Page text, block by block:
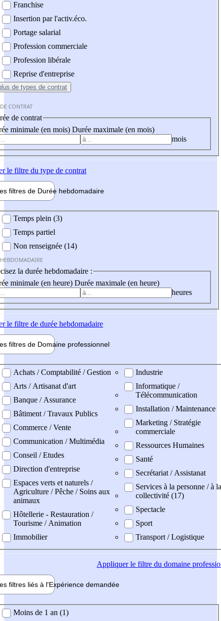
Franchise
Insertion par l'activ.éco.
Portage salarial
Profession commerciale
Profession libérale
Reprise d'entreprise
de types de contrat
CONTRAT
de contrat
minimale (en mois) Durée maximale (en mois)
mois
le filtre du type de contrat
filtres de Durée hebdomadaire
Temps plein (3)
Temps partiel
Non renseignée (14)
la durée hebdomadaire :
minimale (en heure) Durée maximale (en heure)
heures
le filtre de durée hebdomadaire
filtres de Domaine professionnel
professionel
Achats / Comptabilité / Gestion
Arts / Artisanat d'art
Banque / Assurance
Bâtiment / Travaux Publics
Commerce / Vente
Communication / Multimédia
Conseil / Etudes
Direction d'entreprise
Espaces verts et naturels /
Agriculture / Pêche / Soins aux
animaux
Hôtellerie - Restauration /
Tourisme / Animation
Immobilier
Industrie
Informatique /
Télécommunication
Installation / Maintenance
Marketing / Stratégie
commerciale
Ressources Humaines
Santé
Secrétariat / Assistanat
Services à la personne / à la
collectivité (17)
Spectacle
Sport
Transport / Logistique
Appliquerle filtre du domaine
filtres liés à l'Expérience demandée
demandée
Moins de 1 an (1)